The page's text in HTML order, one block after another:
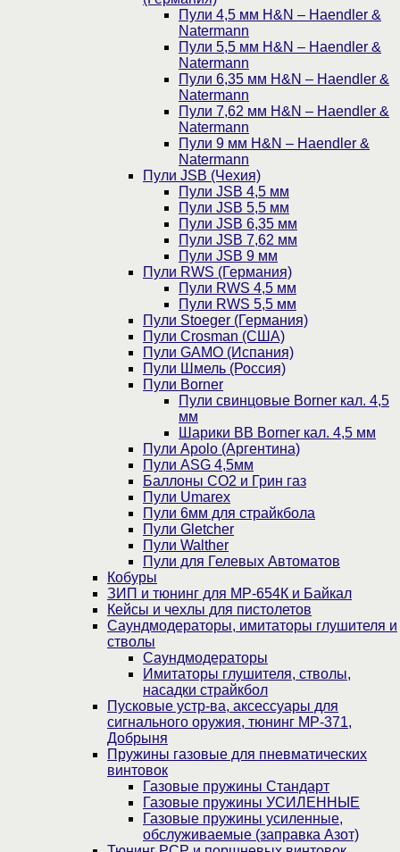
Пули 4,5 мм H&N – Haendler &
Natermann
Пули 5,5 мм H&N – Haendler &
Natermann
Пули 6,35 мм H&N – Haendler &
Natermann
Пули 7,62 мм H&N – Haendler &
Natermann
Пули 9 мм H&N – Haendler &
Natermann
Пули JSB (Чехия)
Пули JSB 4,5 мм
Пули JSB 5,5 мм
Пули JSB 6,35 мм
Пули JSB 7,62 мм
Пули JSB 9 мм
Пули RWS (Германия)
Пули RWS 4,5 мм
Пули RWS 5,5 мм
Пули Stoeger (Германия)
Пули Crosman (США)
Пули GAMO (Испания)
Пули Шмель (Россия)
Пули Borner
Пули свинцовые Borner кал. 4,5
мм
Шарики BB Borner кал. 4,5 мм
Пули Apolo (Аргентина)
Пули ASG 4,5мм
Баллоны CO2 и Грин газ
Пули Umarex
Пули 6мм для страйкбола
Пули Gletcher
Пули Walther
Пули для Гелевых Автоматов
Кобуры
ЗИП и тюнинг для МР-654К и Байкал
Кейсы и чехлы для пистолетов
Саундмодераторы, имитаторы глушителя и
стволы
Саундмодераторы
Имитаторы глушителя, стволы,
насадки страйкбол
Пусковые устр-ва, аксессуары для
сигнального оружия, тюнинг МР-371,
Добрыня
Пружины газовые для пневматических
винтовок
Газовые пружины Стандарт
Газовые пружины УСИЛЕННЫЕ
Газовые пружины усиленные,
обслуживаемые (заправка Азот)